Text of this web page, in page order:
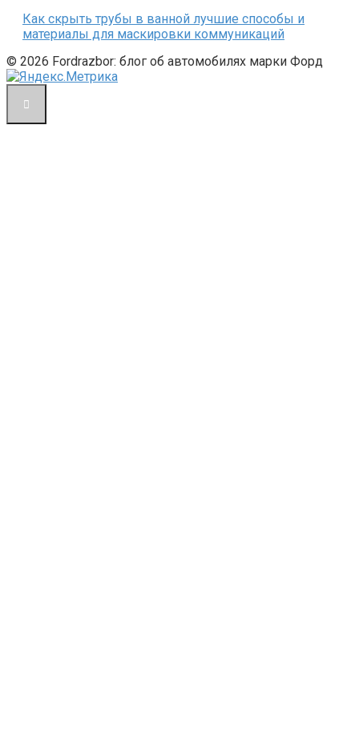
Как скрыть трубы в ванной лучшие способы и
материалы для маскировки коммуникаций
© 2026 Fordrazbor: блог об автомобилях марки Форд